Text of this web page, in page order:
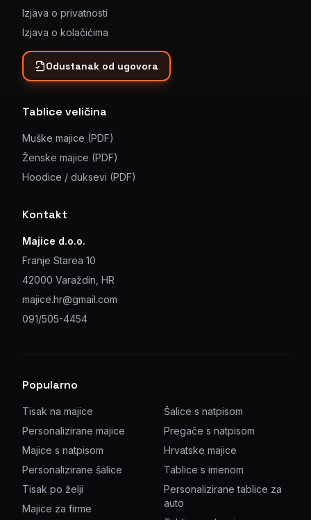
Izjava o privatnosti
Izjava o kolačićima
Odustanak od ugovora
Tablice veličina
Muške majice (PDF)
Ženske majice (PDF)
Hoodice / duksevi (PDF)
Kontakt
Majice d.o.o.
Franje Starea 10
42000 Varaždin, HR
majice.hr@gmail.com
091/505-4454
Popularno
Tisak na majice
Personalizirane majice
Majice s natpisom
Personalizirane šalice
Tisak po želji
Majice za firme
Šalice s natpisom
Pregače s natpisom
Hrvatske majice
Tablice s imenom
Personalizirane tablice za
auto